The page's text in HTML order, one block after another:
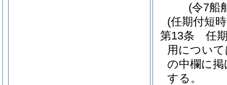
(令7船
(任期付短
第13条
任
用につい
の中欄に
する。